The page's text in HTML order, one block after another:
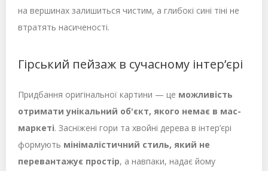
на вершинах залишиться чистим, а глибокі сині тіні не
втратять насиченості.
Гірський пейзаж в сучасному інтер’єрі
Придбання оригінальної картини — це можливість
отримати унікальний об'єкт, якого немає в мас-
маркеті. Засніжені гори та хвойні дерева в інтер’єрі
формують мінімалістичний стиль, який не
перевантажує простір, а навпаки, надає йому